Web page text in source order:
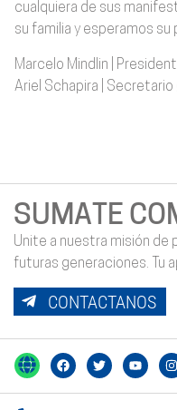
cualquiera de sus
su familia y esperamos
Marcelo Mindlin |
Ariel Schapira | Secretario
SUMATE
Unite a nuestra misión de
futuras generaciones. Tu
CONTACTANOS